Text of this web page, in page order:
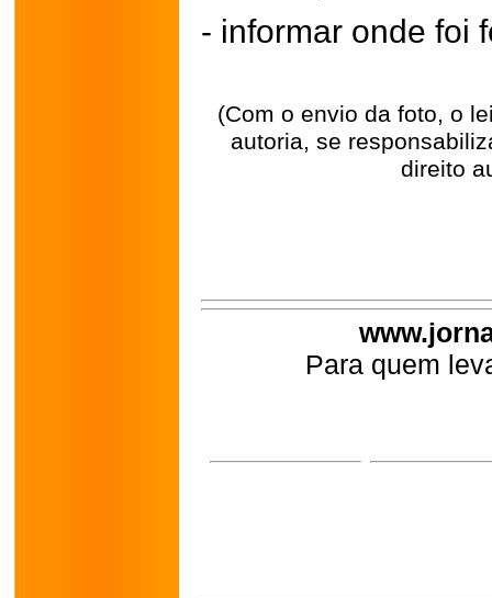
- informar onde foi
(Com o envio da foto, o
autoria, se
direito
Para quem